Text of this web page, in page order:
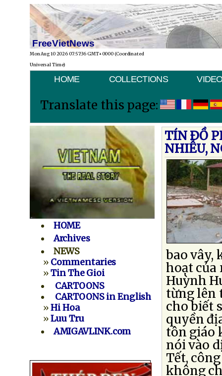
FreeVietNews
Mon Aug 10 2026 07:57:36 GMT+0000 (Coordinated
Universal Time)
HOME COLLECTIONS
Translate this page:
HOME
Archives
NEWS
» Commentaries
»Tin The Gioi
CARTOONS
CARTOONS in English
»Hi Hoa
»Luu Tru
AMIGAVLINK.com
TÍN ÐỒ
NHIỄU,
bao vây,
hoạt của
Huỳnh
từng lên
cho biết
quyền
tôn giáo
nói vào
Tết,
không